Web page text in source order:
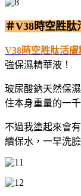
＃V38時空胜肽
V38時空胜肽活膚
強保濕精華液！
玻尿酸鈉天然保
住本身重量的一
不過我塗起來會
續保水，一早洗